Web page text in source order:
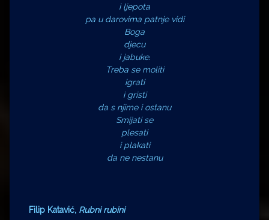
i ljepota
pa u darovima patnje vidi
Boga
djecu
i jabuke.
Treba se moliti
igrati
i gristi
da s njime i ostanu
Smijati se
plesati
i plakati
da ne nestanu
Filip Katavić, Rubni rubini